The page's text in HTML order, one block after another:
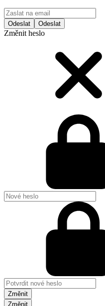
Odeslat
Změnit heslo
Změnit